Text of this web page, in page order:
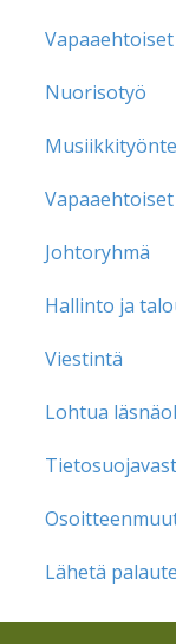
Nuorisotyö
Johtoryhmä
Hallinto ja
Viestintä
Lohtua
Lähetä